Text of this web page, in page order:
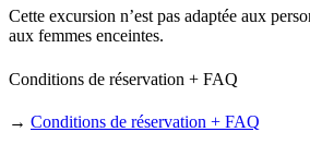
Cette excursion n’est pas adaptée aux
aux femmes enceintes.
Conditions de réservation + FAQ
→ Conditions de réservation + FAQ